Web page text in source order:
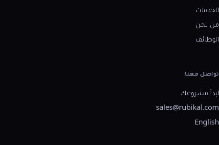
الخدمات
من نحن
الوظائف
تواصل معنا
ابدأ مشروعك
sales@rubikal.com
English